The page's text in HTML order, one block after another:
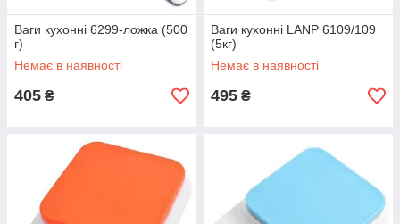
Ваги кухонні 6299-ложка (500
г)
Немає в наявності
405 ₴
Ваги кухонні LANP 6109/109
(5кг)
Немає в наявності
495 ₴